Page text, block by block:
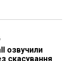
озвучили
скасування